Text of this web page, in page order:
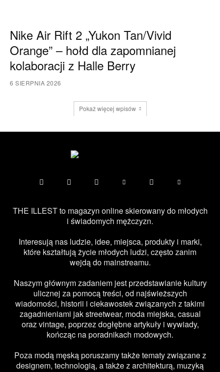
Nike Air Rift 2 „Yukon Tan/Vivid
Orange” – hołd dla zapomnianej
kolaboracji z Halle Berry
6 SIERPNIA 2026
Pokaż więcej wpisów
THE ILLEST to magazyn online skierowany do młodych
i świadomych mężczyzn.
Interesują nas ludzie, idee, miejsca, produkty i marki,
które kształtują życie młodych ludzi, często zanim
wejdą do mainstreamu.
Naszym głównym zadaniem jest przedstawianie kultury
ulicznej za pomocą treści, od najświeższych
wiadomości, historii i ciekawostek związanych z takimi
zagadnieniami jak streetwear, moda miejska, casual
oraz vintage, poprzez dogłębne artykuły i wywiady,
kończąc na poradnikach modowych.
Poza modą męską poruszamy także tematy związane z
designem, technologią, a także z architekturą, muzyką